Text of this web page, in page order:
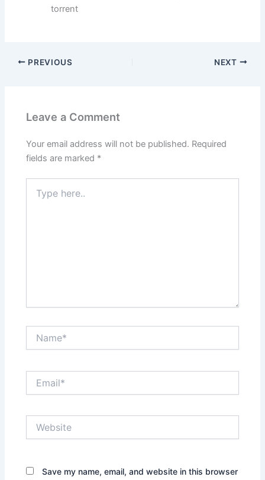
torrent
PREVIOUS NEXT
Leave a Comment
Your email address will not be published. Required
fields are marked *
here..
Save my name, email, and website in this browser